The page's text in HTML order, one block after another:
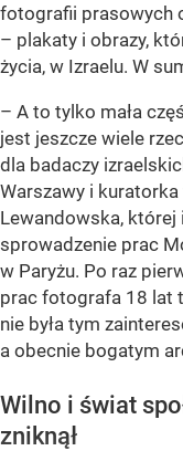
fotografii prasowych
– plakaty i obrazy,
życia, w Izraelu. W
– A to tylko mała
jest jeszcze wiele
dla badaczy
Warszawy i
Lewandowska, której
sprowadzenie prac
w Paryżu. Po raz
prac fotografa 18 lat
nie była tym
a obecnie bogatym
Wilno i świat
zniknął